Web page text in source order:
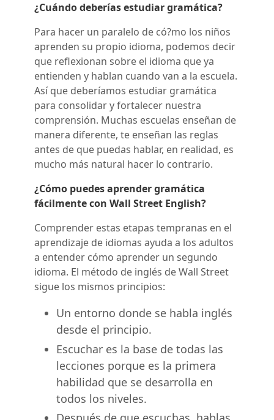
¿Cuándo deberías estudiar gramática?
Para hacer un paralelo de có?mo los niños
aprenden su propio idioma, podemos decir
que reflexionan sobre el idioma que ya
entienden y hablan cuando van a la escuela.
Así que deberíamos estudiar gramática
para consolidar y fortalecer nuestra
comprensión. Muchas escuelas enseñan de
manera diferente, te enseñan las reglas
antes de que puedas hablar, en realidad, es
mucho más natural hacer lo contrario.
¿Cómo puedes aprender gramática
fácilmente con Wall Street English?
Comprender estas etapas tempranas en el
aprendizaje de idiomas ayuda a los adultos
a entender cómo aprender un segundo
idioma. El método de inglés de Wall Street
sigue los mismos principios:
Un entorno donde se habla inglés
desde el principio.
Escuchar es la base de todas las
lecciones porque es la primera
habilidad que se desarrolla en
todos los niveles.